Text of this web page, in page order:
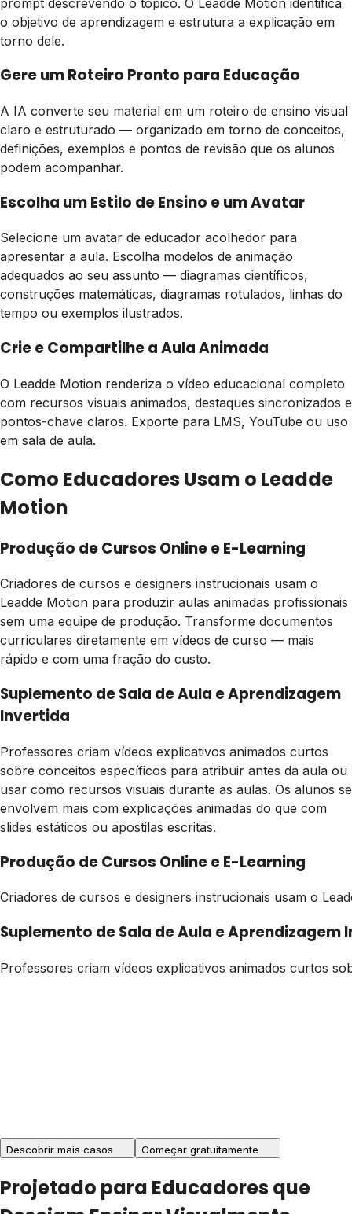
o objetivo de aprendizagem e estrutura a explicação em
torno dele.
Gere um Roteiro Pronto para Educação
A IA converte seu material em um roteiro de ensino visual
claro e estruturado — organizado em torno de conceitos,
definições, exemplos e pontos de revisão que os alunos
podem acompanhar.
Escolha um Estilo de Ensino e um Avatar
Selecione um avatar de educador acolhedor para
apresentar a aula. Escolha modelos de animação
adequados ao seu assunto — diagramas científicos,
construções matemáticas, diagramas rotulados, linhas do
tempo ou exemplos ilustrados.
Crie e Compartilhe a Aula Animada
O Leadde Motion renderiza o vídeo educacional completo
com recursos visuais animados, destaques sincronizados e
pontos-chave claros. Exporte para LMS, YouTube ou uso
em sala de aula.
Como Educadores Usam o Leadde
Motion
Produção de Cursos Online e E-Learning
Criadores de cursos e designers instrucionais usam o
Leadde Motion para produzir aulas animadas profissionais
sem uma equipe de produção. Transforme documentos
curriculares diretamente em vídeos de curso — mais
rápido e com uma fração do custo.
Suplemento de Sala de Aula e Aprendizagem
Invertida
Professores criam vídeos explicativos animados curtos
sobre conceitos específicos para atribuir antes da aula ou
usar como recursos visuais durante as aulas. Os alunos se
envolvem mais com explicações animadas do que com
slides estáticos ou apostilas escritas.
Produção de Cursos Online e E-Learning
Criadores de cursos e designers instrucionais usam o
Suplemento de Sala de Aula e Aprendizagem
Professores criam vídeos explicativos animados curtos
Descobrir mais casos Começar gratuitamente
Projetado para Educadores que